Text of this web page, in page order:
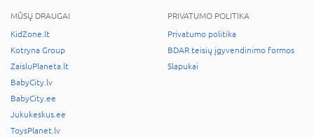
MŪSŲ DRAUGAI
KidZone.lt
Kotryna Group
ZaisluPlaneta.lt
BabyCity.lv
BabyCity.ee
Jukukeskus.ee
ToysPlanet.lv
PRIVATUMO POLITIKA
Privatumo politika
BDAR teisių įgyvendinimo formos
Slapukai